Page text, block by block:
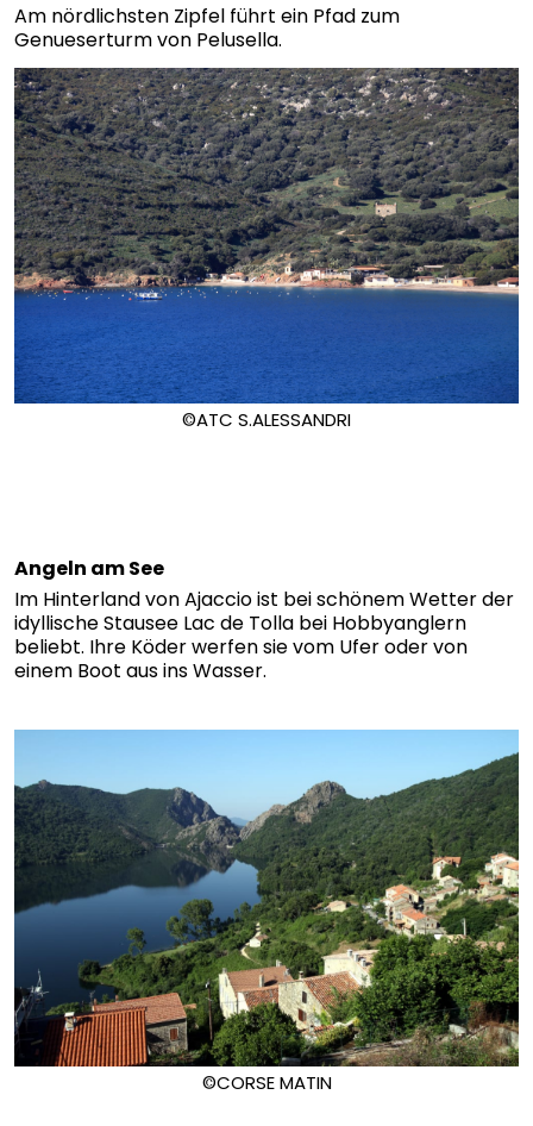
Am nördlichsten Zipfel führt ein Pfad zum
Genueserturm von Pelusella.
©ATC S.ALESSANDRI
Angeln am See
Im Hinterland von Ajaccio ist bei schönem Wetter der
idyllische Stausee Lac de Tolla bei Hobbyanglern
beliebt. Ihre Köder werfen sie vom Ufer oder von
einem Boot aus ins Wasser.
©CORSE MATIN